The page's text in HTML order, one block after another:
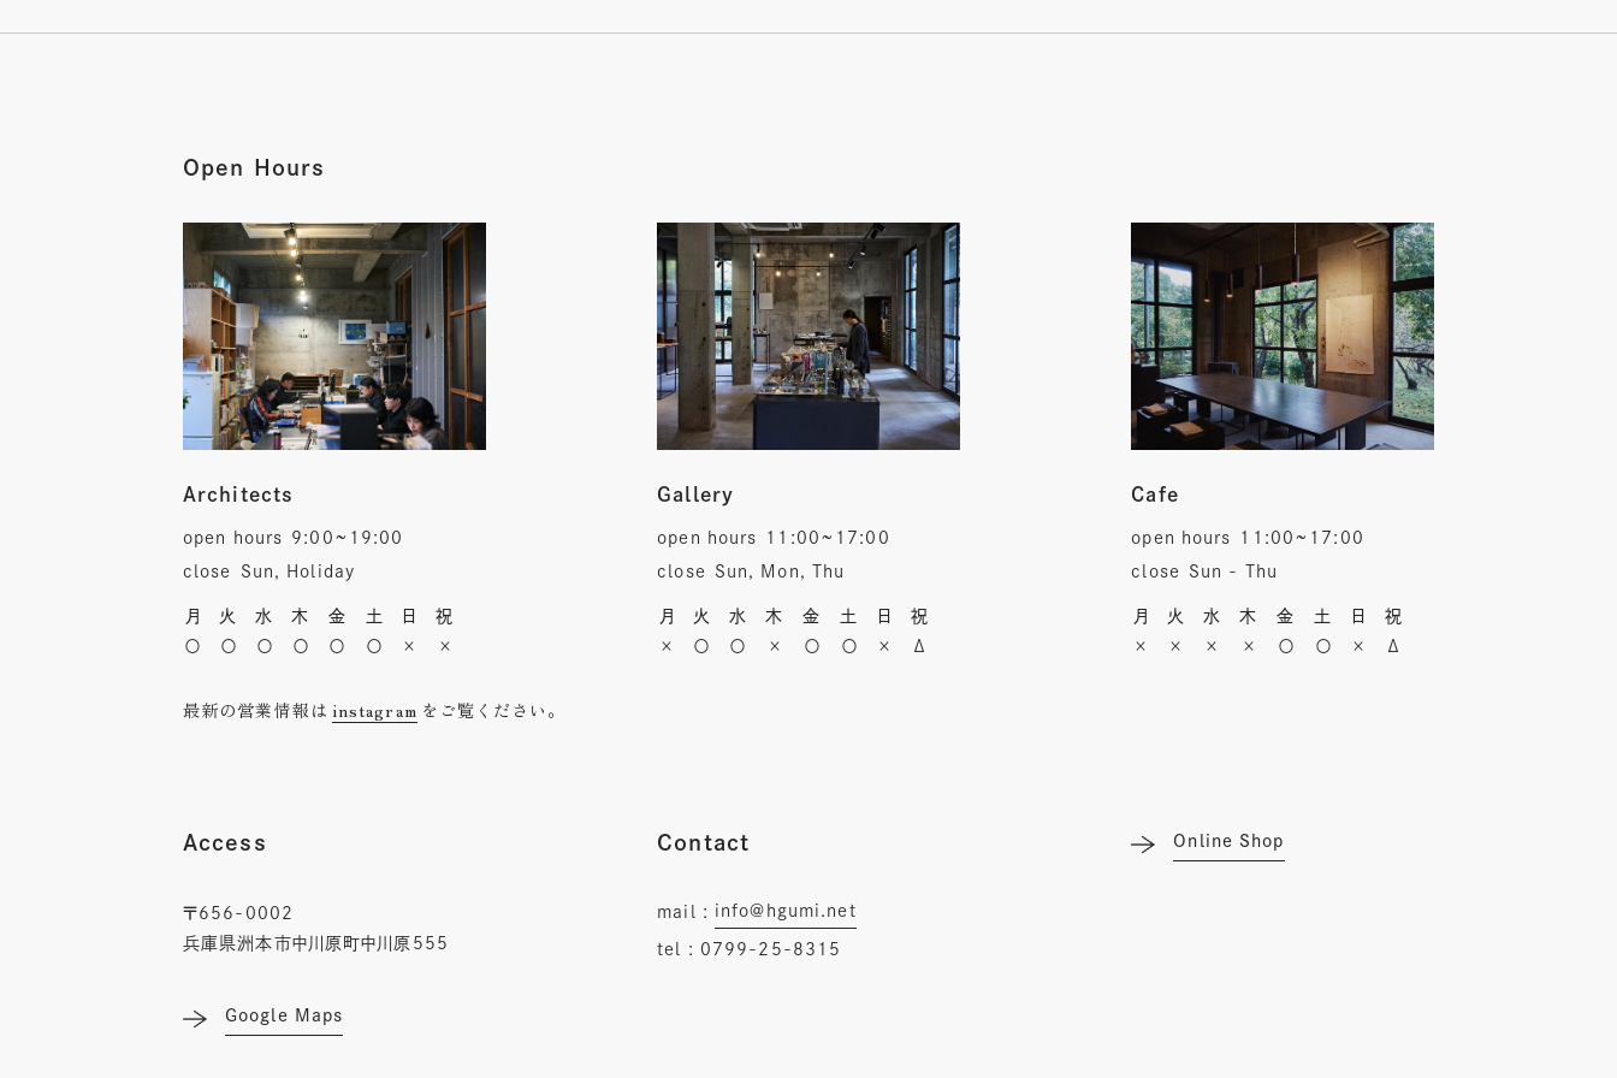
Open Hours
Architects
open hours
9:00~19:00
close
Sun, Holiday
月 火 水 木 金 土 日
祝
〇
〇 〇 〇 〇 〇 × ×
Gallery
open hours
11:00~17:00
close
Sun, Mon, Thu
月 火 水 木 金 土 日
祝
×
〇 〇 × 〇 〇 × Δ
Cafe
open hours
11:00~17:00
close
Sun - Thu
月 火 水 木 金 土 日
祝
×
× × × 〇 〇 × Δ
最新の営業情報は instagram をご覧ください。
Access
〒656-0002
兵庫県洲本市中川原町中川原555
Google Maps
Contact
mail : info@hgumi.net
tel : 0799-25-8315
Online Shop